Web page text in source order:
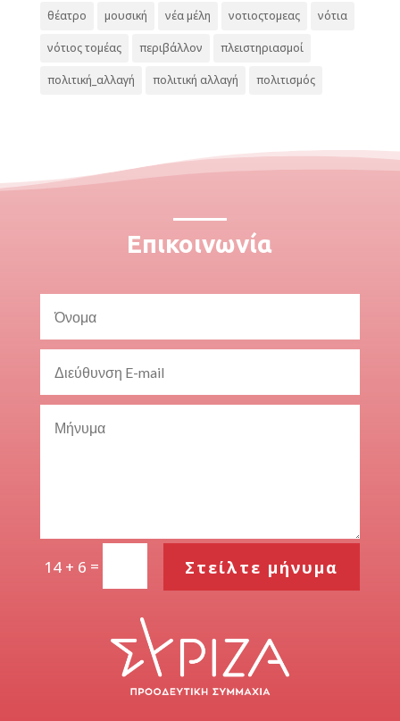
θέατρο μουσική νέα μέλη νοτιοςτομεας νότια
νότιος τομέας περιβάλλον πλειστηριασμοί
πολιτική_αλλαγή πολιτική αλλαγή πολιτισμός
Επικοινωνία
14 + 6 = Στείλτε μήνυμα